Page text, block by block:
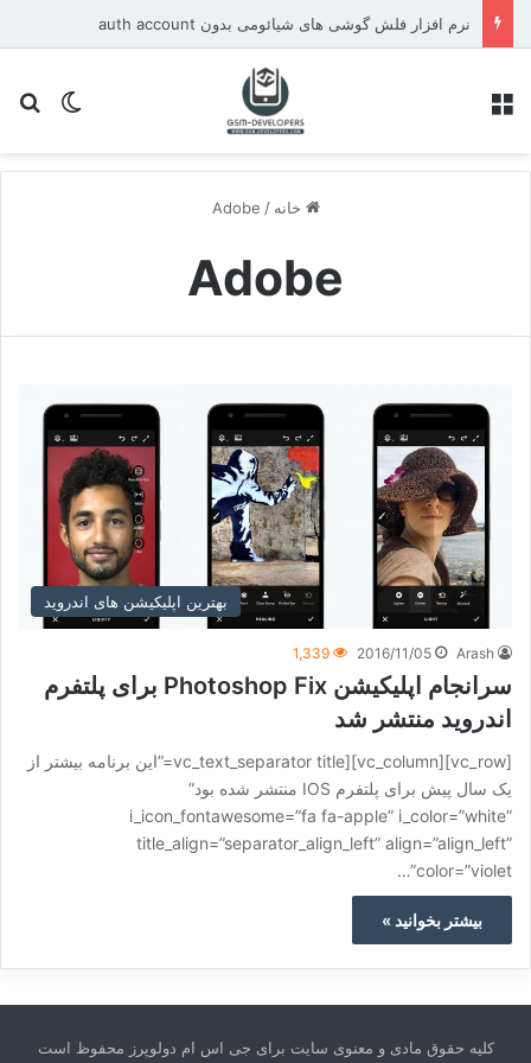
نرم افزار فلش گوشی های شیائومی بدون auth account
تغییر
خانه /
Adobe
Adobe
بهترین اپلیکیشن های اندروید
Arash
2016/11/05
1,339
سرانجام اپلیکیشن Photoshop Fix برای پلتفرم
اندروید منتشر شد
[vc_row][vc_column][vc_text_separator title=”این برنامه بیشتر از
یک سال پیش برای پلتفرم IOS منتشر شده بود”
i_icon_fontawesome=”fa fa-apple” i_color=”white”
title_align=”separator_align_left” align=”align_left”
color=”violet”…
بیشتر بخوانید »
کلیه حقوق مادی و معنوی سایت برای جی اس ام دولوپرز محفوظ است